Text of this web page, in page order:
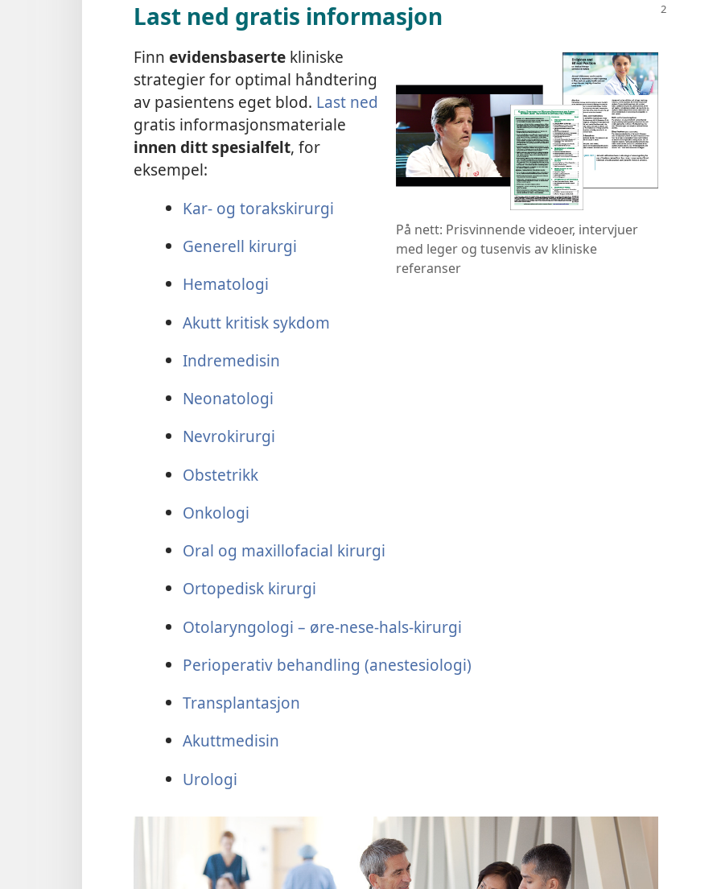
Last ned gratis informasjon
På nett: Prisvinnende videoer, intervjuer
med leger og tusenvis av kliniske
referanser
Finn evidensbaserte kliniske
strategier for optimal håndtering
av pasientens eget blod. Last ned
gratis informasjonsmateriale
innen ditt spesialfelt, for
eksempel:
Kar- og torakskirurgi
Generell kirurgi
Hematologi
Akutt kritisk sykdom
Indremedisin
Neonatologi
Nevrokirurgi
Obstetrikk
Onkologi
Oral og maxillofacial kirurgi
Ortopedisk kirurgi
Otolaryngologi – øre-nese-hals-kirurgi
Perioperativ behandling (anestesiologi)
Transplantasjon
Akuttmedisin
Urologi